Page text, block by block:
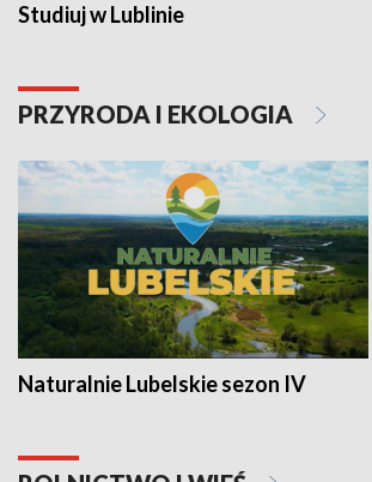
Studiuj w Lublinie
PRZYRODA I EKOLOGIA
Naturalnie Lubelskie sezon IV